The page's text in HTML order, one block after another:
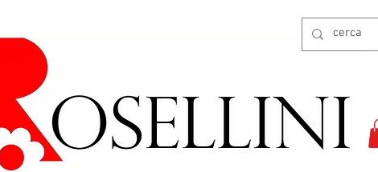
Gioielleria Rosellini
Rosellini online